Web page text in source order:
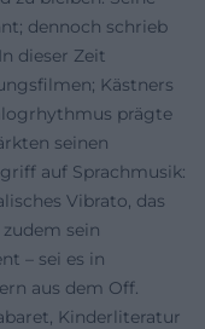
dennoch schrieb
dieser Zeit
Kästners
prägte
seinen
auf Sprachmusik:
Vibrato, das
sein
– sei es in
aus dem Off.
Kinderliteratur